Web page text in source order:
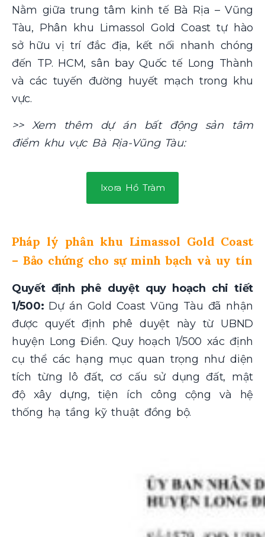
Nằm giữa trung tâm kinh tế Bà Rịa – Vũng
Tàu, Phân khu Limassol Gold Coast tự hào
sở hữu vị trí đắc địa, kết nối nhanh chóng
đến TP. HCM, sân bay Quốc tế Long Thành
và các tuyến đường huyết mạch trong khu
vực.
>> Xem thêm dự án bất động sản tâm
điểm khu vực Bà Rịa-Vũng Tàu:
Ixora Hồ Tràm
Pháp lý phân khu Limassol Gold Coast
– Bảo chứng cho sự minh bạch và uy tín
Quyết định phê duyệt quy hoạch chi tiết
1/500: Dự án Gold Coast Vũng Tàu đã nhận
được quyết định phê duyệt này từ UBND
huyện Long Điền. Quy hoạch 1/500 xác định
cụ thể các hạng mục quan trọng như diện
tích từng lô đất, cơ cấu sử dụng đất, mật
độ xây dựng, tiện ích công cộng và hệ
thống hạ tầng kỹ thuật đồng bộ.